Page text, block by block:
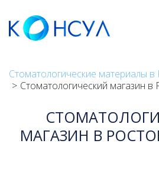
main
content
Стоматологические материалы в
Стоматологический магазин в
МАГАЗИН В